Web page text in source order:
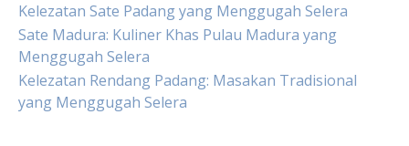
Kelezatan Sate Padang yang Menggugah Selera
Sate Madura: Kuliner Khas Pulau Madura yang
Menggugah Selera
Kelezatan Rendang Padang: Masakan Tradisional
yang Menggugah Selera